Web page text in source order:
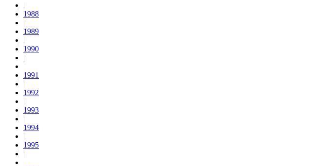
|
1988
|
1989
|
1990
|
1991
|
1992
|
1993
|
1994
|
1995
|